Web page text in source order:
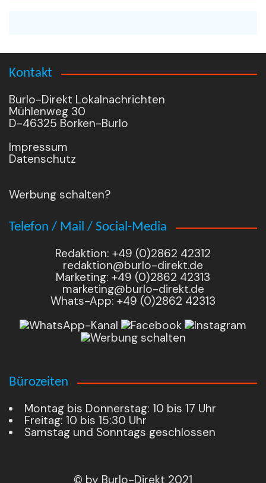
Kontakt
Burlo-Direkt Lokalnachrichten
Mühlenweg 30
D-46325 Borken-Burlo
Impressum
Datenschutz
Werbung schalten?
Telefon / Mail / Social-Media
Redaktion: +49 (0)2862 42312
redaktion@burlo-direkt.de
Marketing: +49 (0)2862 42313
marketing@burlo-direkt.de
Whats-App: +49 (0)2862 42313
Bürozeiten
Montag bis Donnerstag: 10 bis 17 Uhr
Freitag: 10 bis 15:30 Uhr
Samstag und Sonntags geschlossen
© by Burlo-Direkt 2021